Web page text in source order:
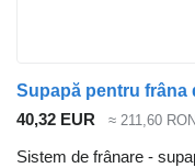
40,32 EUR ≈ 211,60 RON
Sistem de frânare -